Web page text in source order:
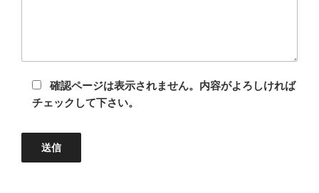
確認ページは表示されません。内容がよろしければ
チェックして下さい。